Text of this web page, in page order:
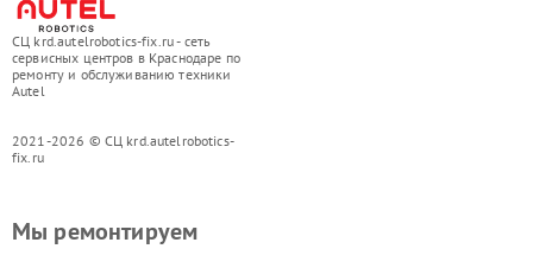
СЦ krd.autelrobotics-fix.ru - сеть
сервисных центров в Краснодаре по
ремонту и обслуживанию техники
Autel
2021-2026 © СЦ krd.autelrobotics-
fix.ru
Мы ремонтируем